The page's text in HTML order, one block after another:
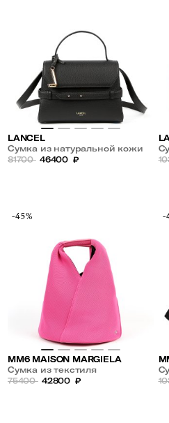
LANCEL
Сумка из натуральной кожи
81700 46400 ₽
-45%
MM6 MAISON MARGIELA
Сумка из текстиля
75400 42800 ₽
-